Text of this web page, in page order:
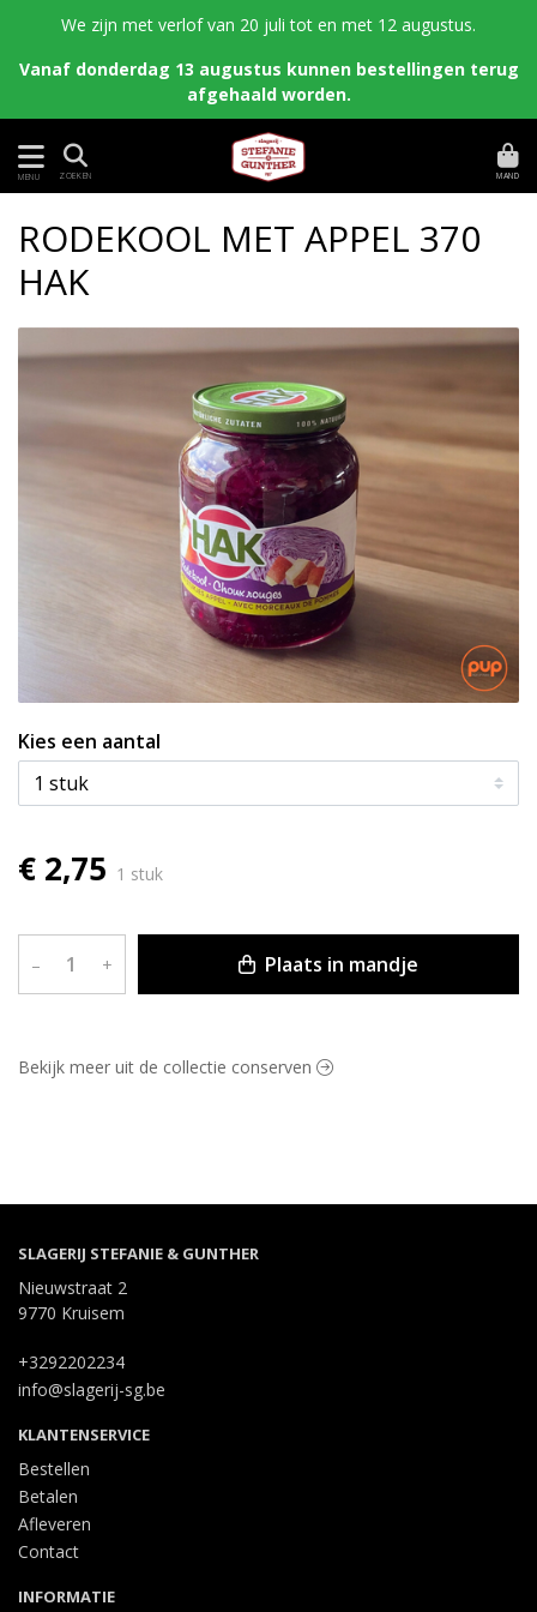
We zijn met verlof van 20 juli tot en met 12 augustus.
Vanaf donderdag 13 augustus kunnen bestellingen terug
afgehaald worden.
MENU ZOEKEN MAND
RODEKOOL MET APPEL 370
HAK
Kies een aantal
€ 2,75 1 stuk
– + Plaats in mandje
Bekijk meer uit de collectie conserven
SLAGERIJ STEFANIE & GUNTHER
Nieuwstraat 2
9770 Kruisem
+3292202234
info@slagerij-sg.be
KLANTENSERVICE
Bestellen
Betalen
Afleveren
Contact
INFORMATIE